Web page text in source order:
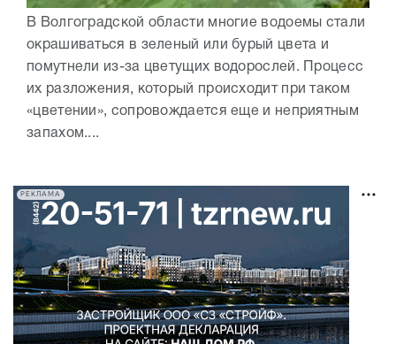
В Волгоградской области многие водоемы стали
окрашиваться в зеленый или бурый цвета и
помутнели из-за цветущих водорослей. Процесс
их разложения, который происходит при таком
«цветении», сопровождается еще и неприятным
запахом....
РЕКЛАМА